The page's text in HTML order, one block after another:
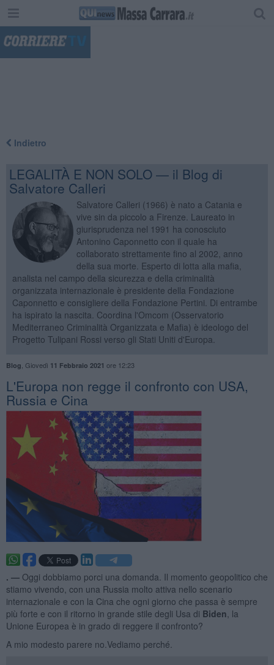
Indietro
LEGALITÀ E NON SOLO — il Blog di
Salvatore Calleri
Salvatore Calleri (1966) è nato a Catania e
vive sin da piccolo a Firenze. Laureato in
giurisprudenza nel 1991 ha conosciuto
Antonino Caponnetto con il quale ha
collaborato strettamente fino al 2002, anno
della sua morte. Esperto di lotta alla mafia,
analista nel campo della sicurezza e della criminalità
organizzata internazionale è presidente della Fondazione
Caponnetto e consigliere della Fondazione Pertini. Di entrambe
ha ispirato la nascita. Coordina l'Omcom (Osservatorio
Mediterraneo Criminalità Organizzata e Mafia) è ideologo del
Progetto Tulipani Rossi verso gli Stati Uniti d'Europa.
Blog Giovedì 11 Febbraio 2021 ore 12:23
L'Europa non regge il confronto con USA,
Russia e Cina
. — Oggi dobbiamo porci una domanda. Il momento geopolitico che
stiamo vivendo, con una Russia molto attiva nello scenario
internazionale e con la Cina che ogni giorno che passa è sempre
più forte e con il ritorno in grande stile degli Usa di Biden , la
Unione Europea è in grado di reggere il confronto?
A mio modesto parere no.Vediamo perché.